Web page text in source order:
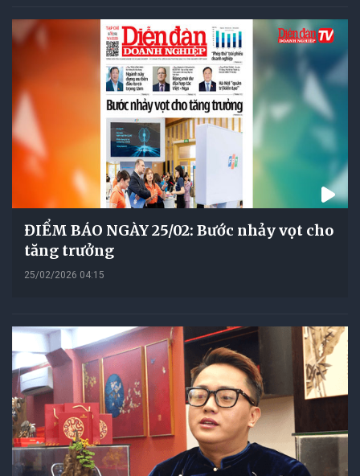
ĐIỂM BÁO NGÀY 25/02: Bước nhảy vọt cho
tăng trưởng
25/02/2026 04:15